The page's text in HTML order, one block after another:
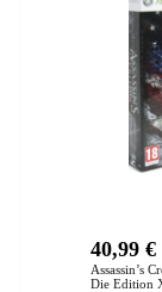
Assassin’s
Die Edition
40,99€